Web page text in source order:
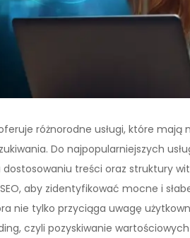
różnorodne usługi, które
Do najpopularniejszych
treści oraz struktury
aby zidentyfikować mocne i
nie tylko przyciąga uwagę
czyli pozyskiwanie